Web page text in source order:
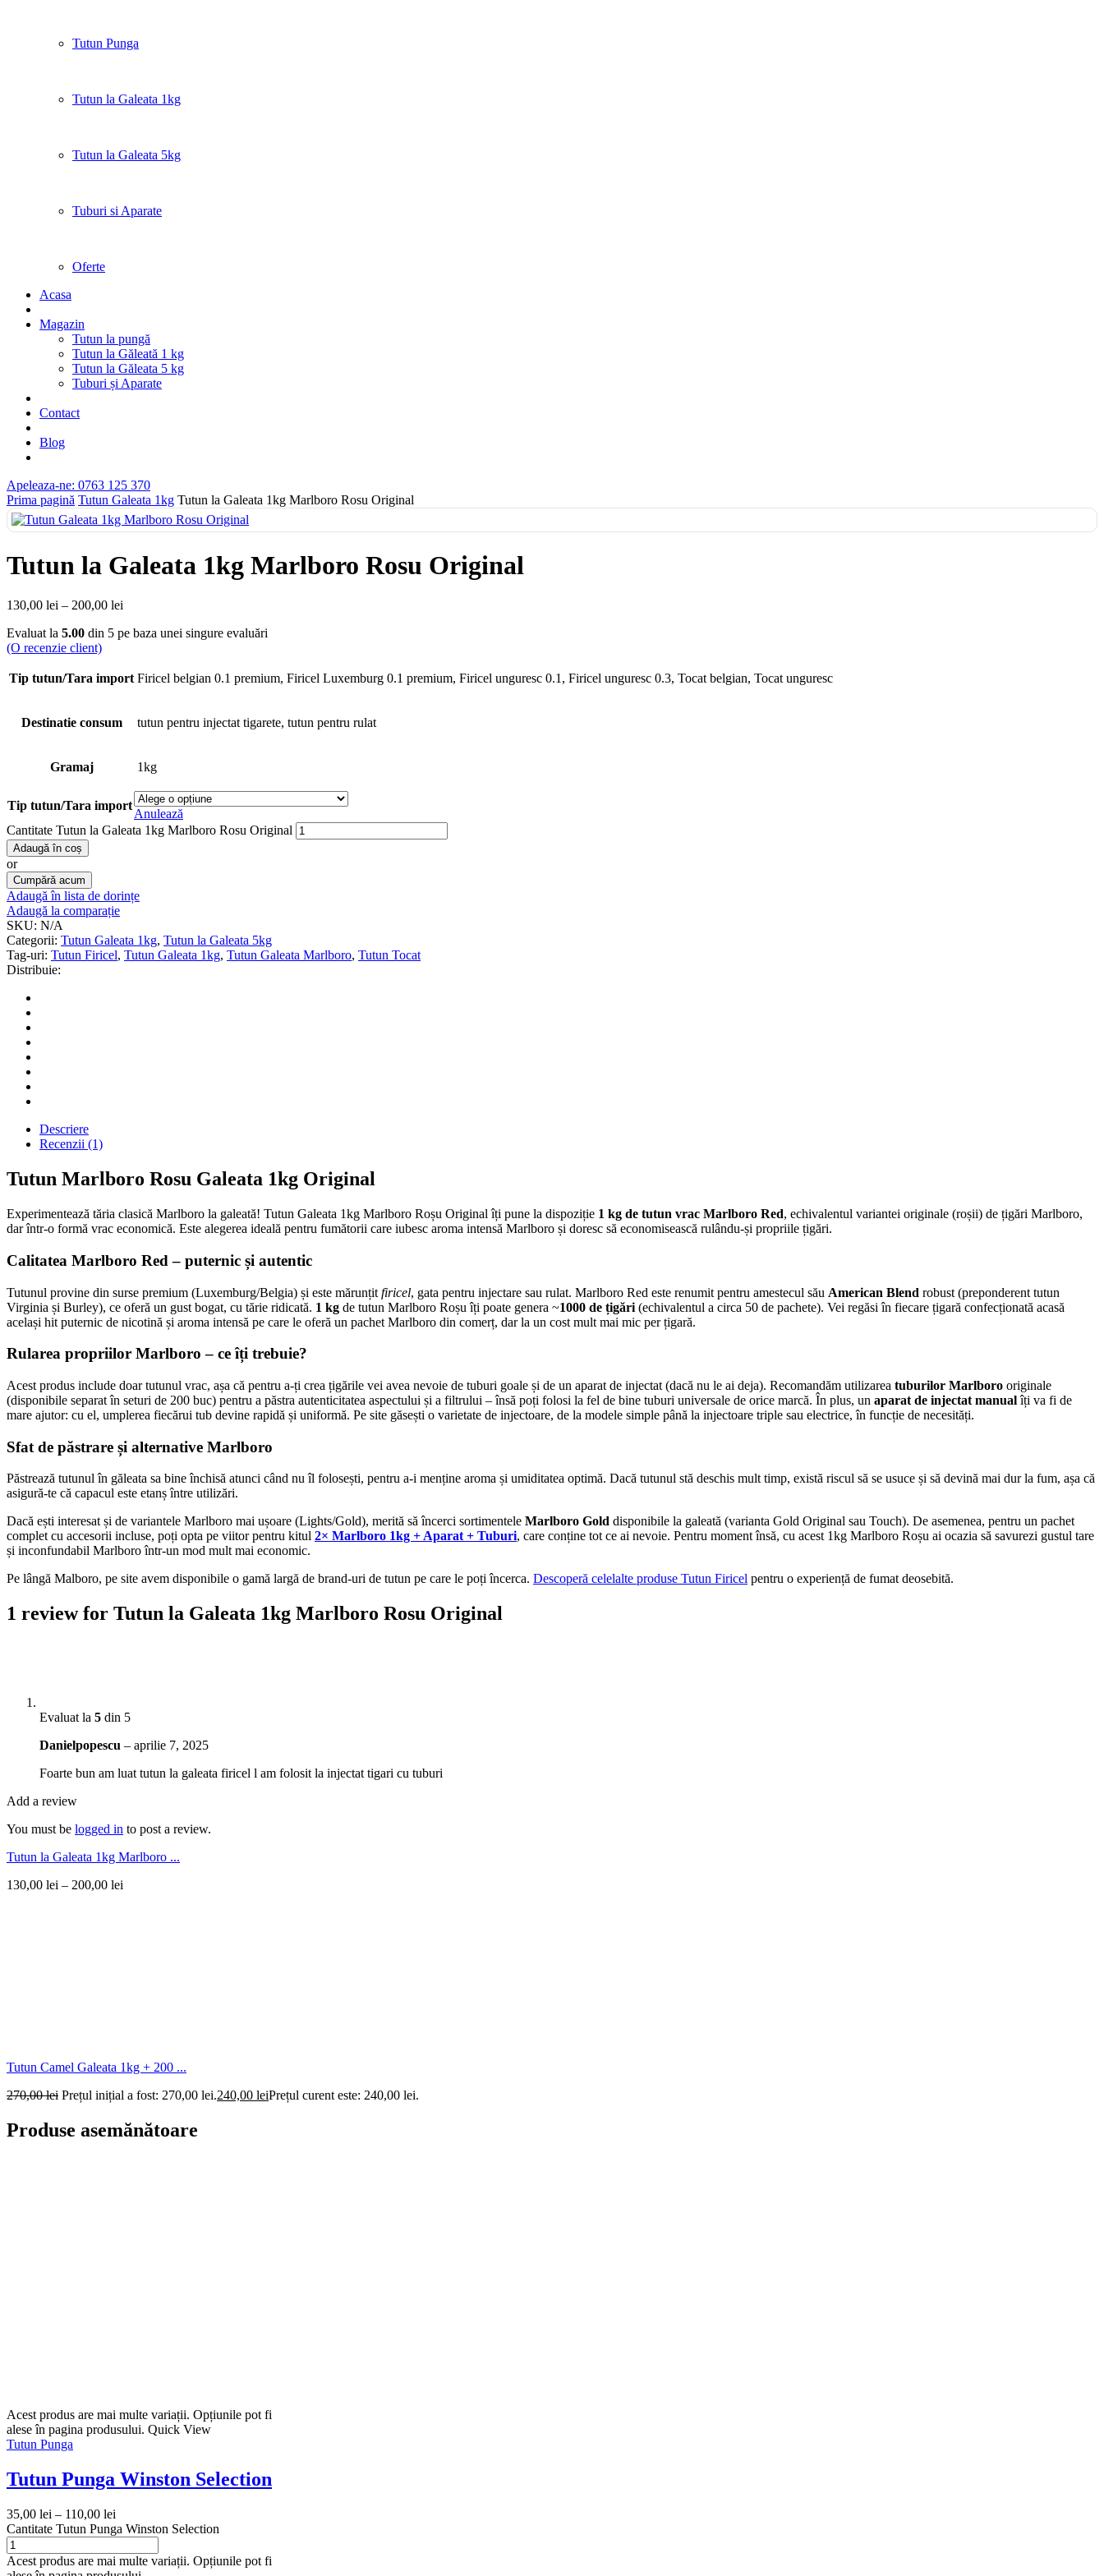
Tutun Punga
Tutun la Galeata 1kg
Tutun la Galeata 5kg
Tuburi si Aparate
Oferte
Acasa
Magazin
Tutun la pungă
Tutun la Găleată 1 kg
Tutun la Găleata 5 kg
Tuburi și Aparate
Contact
Blog
Apeleaza-ne: 0763 125 370
Prima pagină Tutun Galeata 1kg Tutun la Galeata 1kg Marlboro Rosu Original
Tutun la Galeata 1kg Marlboro Rosu Original
130,00 lei – 200,00 lei
Evaluat la 5.00 din 5 pe baza unei singure evaluări
(O recenzie client)
Tip tutun/Tara import Firicel belgian 0.1 premium, Firicel Luxemburg 0.1 premium, Firicel unguresc 0.1, Firicel unguresc 0.3, Tocat belgian, Tocat unguresc
Destinatie consum tutun pentru injectat tigarete, tutun pentru rulat
Gramaj 1kg
Tip tutun/Tara import
Anulează
Cantitate Tutun la Galeata 1kg Marlboro Rosu Original
Adaugă în coș
or
Cumpără acum
Adaugă în lista de dorințe
Adaugă la comparație
SKU: N/A
Categorii: Tutun Galeata 1kg, Tutun la Galeata 5kg
Tag-uri: Tutun Firicel, Tutun Galeata 1kg, Tutun Galeata Marlboro, Tutun Tocat
Distribuie:
Descriere
Recenzii (1)
Tutun Marlboro Rosu Galeata 1kg Original
Experimentează tăria clasică Marlboro la galeată! Tutun Galeata 1kg Marlboro Roșu Original îți pune la dispoziție 1 kg de tutun vrac Marlboro Red, echivalentul variantei originale (roșii) de țigări Marlboro,
dar într-o formă vrac economică. Este alegerea ideală pentru fumătorii care iubesc aroma intensă Marlboro și doresc să economisească rulându-și propriile țigări.
Calitatea Marlboro Red – puternic și autentic
Tutunul provine din surse premium (Luxemburg/Belgia) și este mărunțit firicel, gata pentru injectare sau rulat. Marlboro Red este renumit pentru amestecul său American Blend robust (preponderent tutun
Virginia și Burley), ce oferă un gust bogat, cu tărie ridicată. 1 kg de tutun Marlboro Roșu îți poate genera ~1000 de țigări (echivalentul a circa 50 de pachete). Vei regăsi în fiecare țigară confecționată acasă
același hit puternic de nicotină și aroma intensă pe care le oferă un pachet Marlboro din comerț, dar la un cost mult mai mic per țigară.
Rularea propriilor Marlboro – ce îți trebuie?
Acest produs include doar tutunul vrac, așa că pentru a-ți crea țigările vei avea nevoie de tuburi goale și de un aparat de injectat (dacă nu le ai deja). Recomandăm utilizarea tuburilor Marlboro originale
(disponibile separat în seturi de 200 buc) pentru a păstra autenticitatea aspectului și a filtrului – însă poți folosi la fel de bine tuburi universale de orice marcă. În plus, un aparat de injectat manualîți va fi de
mare ajutor: cu el, umplerea fiecărui tub devine rapidă și uniformă. Pe site găsești o varietate de injectoare, de la modele simple până la injectoare triple sau electrice, în funcție de necesități.
Sfat de păstrare și alternative Marlboro
Păstrează tutunul în găleata sa bine închisă atunci când nu îl folosești, pentru a-i menține aroma și umiditatea optimă. Dacă tutunul stă deschis mult timp, există riscul să se usuce și să devină mai dur la fum, așa că
asigură-te că capacul este etanș între utilizări.
Dacă ești interesat și de variantele Marlboro mai ușoare (Lights/Gold), merită să încerci sortimentele Marlboro Gold disponibile la galeată (varianta Gold Original sau Touch). De asemenea, pentru un pachet
complet cu accesorii incluse, poți opta pe viitor pentru kitul 2× Marlboro 1kg + Aparat + Tuburi, care conține tot ce ai nevoie. Pentru moment însă, cu acest 1kg Marlboro Roșu ai ocazia să savurezi gustul tare
și inconfundabil Marlboro într-un mod mult mai economic.
Pe lângă Malboro, pe site avem disponibile o gamă largă de brand-uri de tutun pe care le poți încerca. Descoperă celelalte produse Tutun Firicel pentru o experiență de fumat deosebită.
1 review for Tutun la Galeata 1kg Marlboro Rosu Original
Evaluat la 5 din 5
Danielpopescu – aprilie 7, 2025
Foarte bun am luat tutun la galeata firicel l am folosit la injectat tigari cu tuburi
Add a review
You must be logged in to post a review.
Tutun la Galeata 1kg Marlboro ...
130,00 lei – 200,00 lei
Tutun Camel Galeata 1kg + 200 ...
270,00lei Prețul inițial a fost: 270,00 lei.240,00 leiPrețul curent este: 240,00 lei.
Produse asemănătoare
Acest produs are mai multe variații. Opțiunile pot fi
alese în pagina produsului. Quick View
Tutun Punga
Tutun Punga Winston Selection
35,00 lei – 110,00 lei
Cantitate Tutun Punga Winston Selection
Acest produs are mai multe variații. Opțiunile pot fi